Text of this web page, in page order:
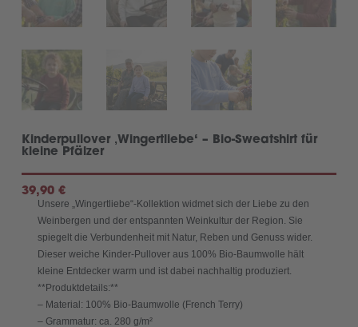
Kinderpullover ‚Wingertliebe‘ – Bio-Sweatshirt für
kleine Pfälzer
39,90 €
Unsere „Wingertliebe“-Kollektion widmet sich der Liebe zu den
Weinbergen und der entspannten Weinkultur der Region. Sie
spiegelt die Verbundenheit mit Natur, Reben und Genuss wider.
Dieser weiche Kinder-Pullover aus 100% Bio-Baumwolle hält
kleine Entdecker warm und ist dabei nachhaltig produziert.
**Produktdetails:**
– Material: 100% Bio-Baumwolle (French Terry)
– Grammatur: ca. 280 g/m²